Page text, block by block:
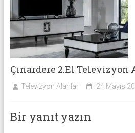
Çınardere 2.El Televizyon
Televizyon Alanlar 24 Mayıs
Bir yanıt yazın